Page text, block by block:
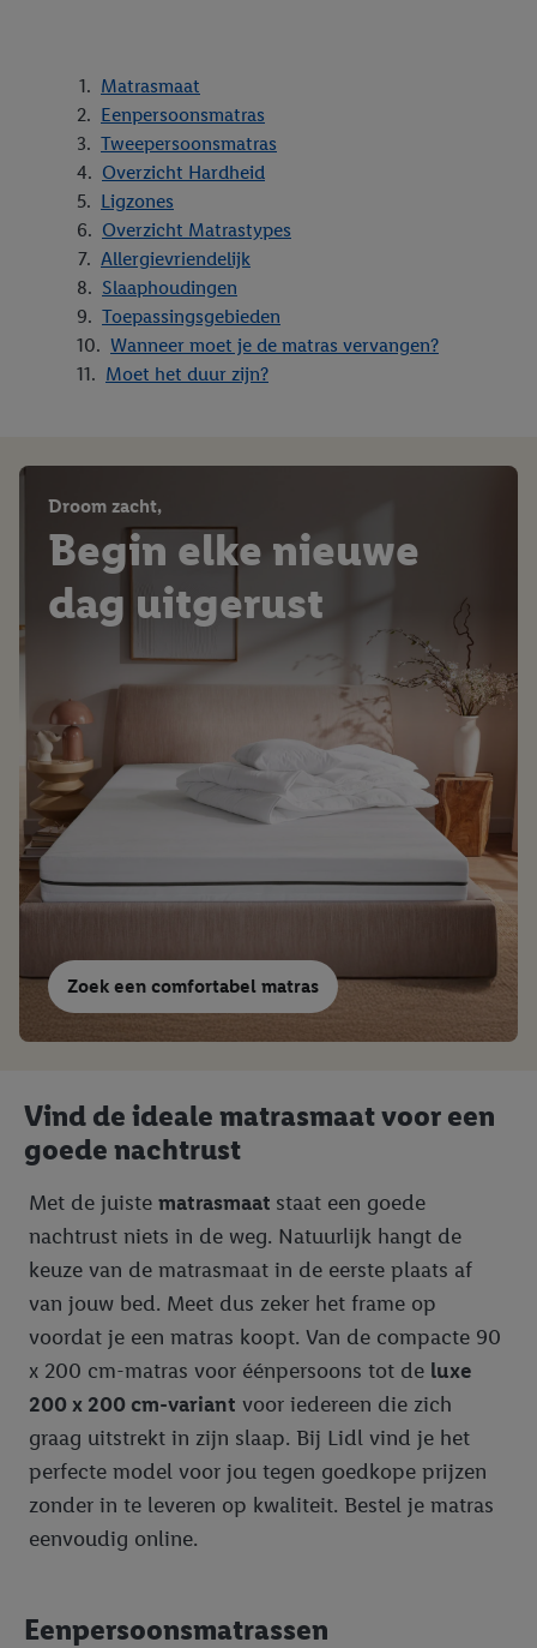
Matrasmaat
Eenpersoonsmatras
Tweepersoonsmatras
Overzicht Hardheid
Ligzones
Overzicht Matrastypes
Allergievriendelijk
Slaaphoudingen
Toepassingsgebieden
Wanneer moet je de matras vervangen?
Moet het duur zijn?
Droom zacht,
Begin elke nieuwe
dag uitgerust
Zoek een comfortabel matras
Vind de ideale matrasmaat voor een
goede nachtrust
Met de juiste matrasmaat staat een goede
nachtrust niets in de weg. Natuurlijk hangt de
keuze van de matrasmaat in de eerste plaats af
van jouw bed. Meet dus zeker het frame op
voordat je een matras koopt. Van de compacte 90
x 200 cm-matras voor éénpersoons tot de luxe
200 x 200 cm-variant voor iedereen die zich
graag uitstrekt in zijn slaap. Bij Lidl vind je het
perfecte model voor jou tegen goedkope prijzen
zonder in te leveren op kwaliteit. Bestel je matras
eenvoudig online.
Eenpersoonsmatrassen